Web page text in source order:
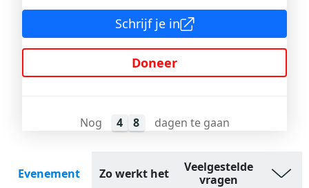
Schrijf je in
Doneer
Nog 4 8 dagen te gaan
Evenement Zo werkt het
Veelgestelde
vragen